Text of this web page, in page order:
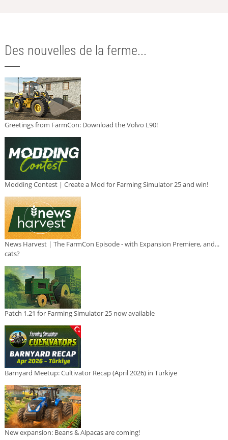
Des nouvelles de la ferme...
Greetings from FarmCon: Download the Volvo L90!
Modding Contest | Create a Mod for Farming Simulator 25 and win!
News Harvest | The FarmCon Episode - with Expansion Premiere, and...
cats?
Patch 1.21 for Farming Simulator 25 now available
Barnyard Meetup: Cultivator Recap (April 2026) in Türkiye
New expansion: Beans & Alpacas are coming!